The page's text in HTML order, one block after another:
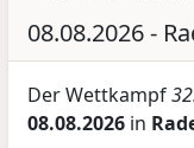
08.08.2026 -
Der Wettkampf
08.08.2026 in